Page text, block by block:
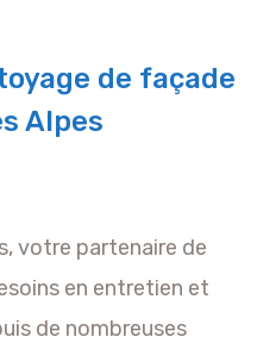
de façade
Alpes
votre partenaire de
en entretien et
de nombreuses